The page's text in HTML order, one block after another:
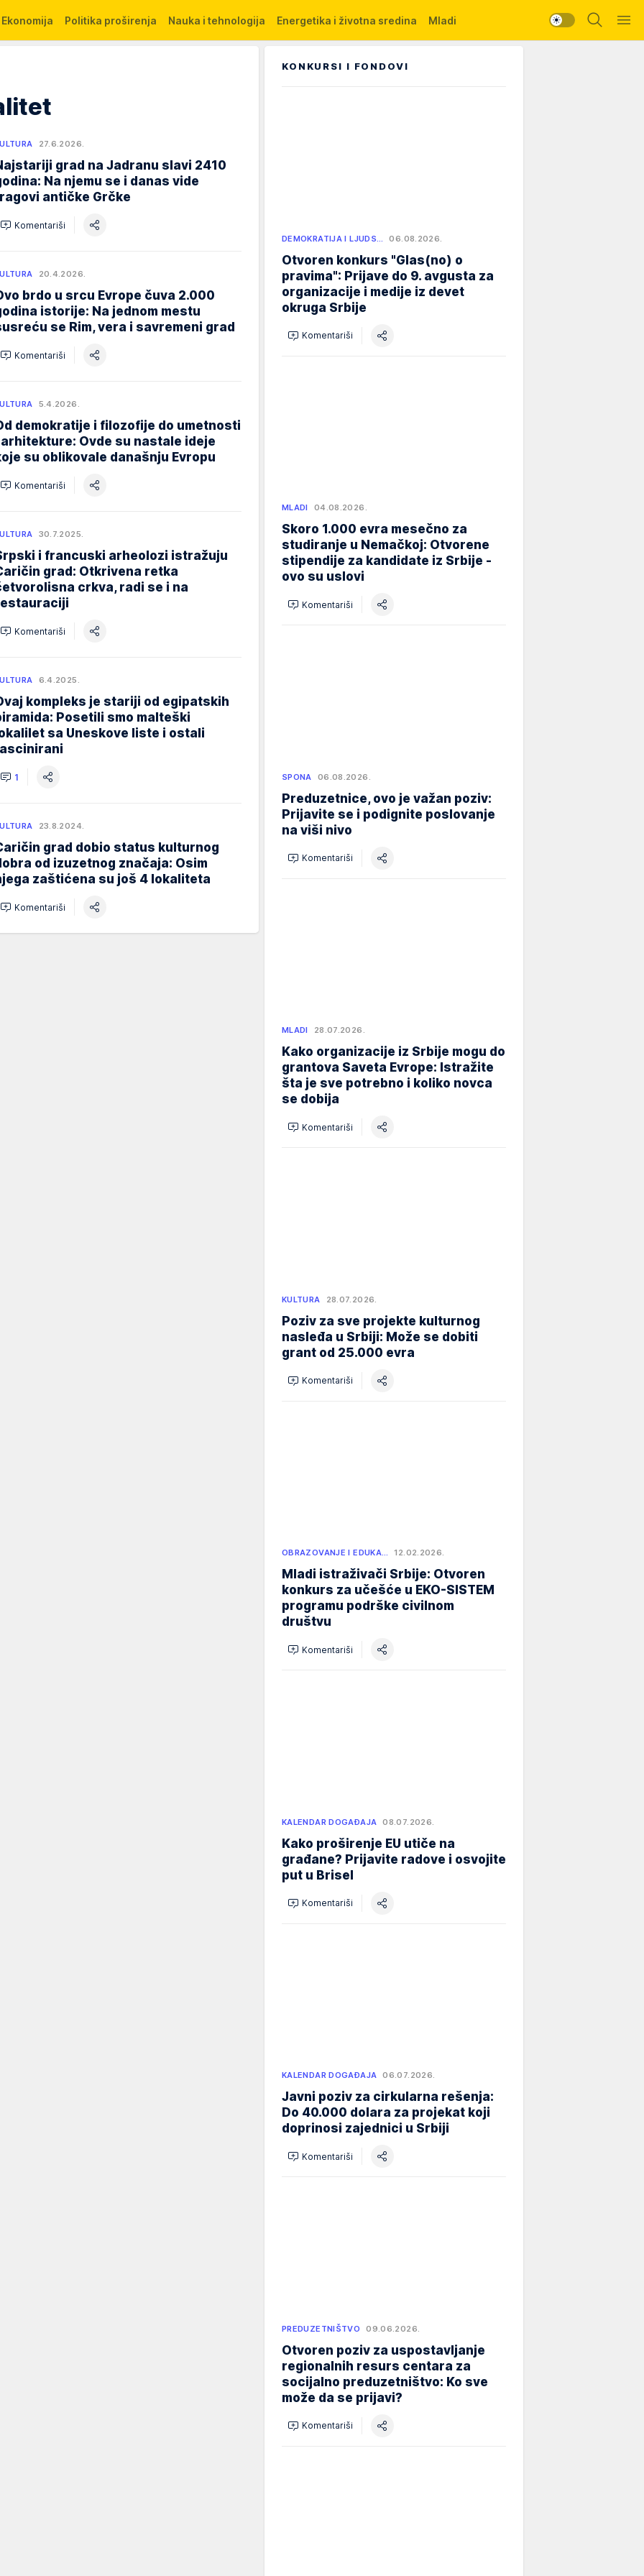
Ekonomija Politika proširenja Nauka i tehnologija Energetika i životna sredina Mladi
27.6.2026.
grad na Jadranu slavi 2410
Na njemu se i danas vide
antičke Grčke
Komentariši
20.4.2026.
brdo u srcu Evrope čuva 2.000
istorije: Na jednom mestu
se Rim, vera i savremeni grad
Komentariši
5.4.2026.
demokratije i filozofije do umetnosti
Ovde su nastale ideje
su oblikovale današnju Evropu
Komentariši
30.7.2025.
i francuski arheolozi istražuju
grad: Otkrivena retka
crkva, radi se i na
Komentariši
6.4.2025.
kompleks je stariji od egipatskih
Posetili smo malteški
sa Uneskove liste i ostali
1
23.8.2024.
grad dobio status kulturnog
od izuzetnog značaja: Osim
zaštićena su još 4 lokaliteta
Komentariši
KONKURSI I FONDOVI
DEMOKRATIJA I LJUDS… 06.08.2026.
Otvoren konkurs "Glas(no) o
pravima": Prijave do 9. avgusta za
organizacije i medije iz devet
okruga Srbije
Komentariši
MLADI 04.08.2026.
Skoro 1.000 evra mesečno za
studiranje u Nemačkoj: Otvorene
stipendije za kandidate iz Srbije -
ovo su uslovi
Komentariši
SPONA 06.08.2026.
Preduzetnice, ovo je važan poziv:
Prijavite se i podignite poslovanje
na viši nivo
Komentariši
MLADI 28.07.2026.
Kako organizacije iz Srbije mogu do
grantova Saveta Evrope: Istražite
šta je sve potrebno i koliko novca
se dobija
Komentariši
KULTURA 28.07.2026.
Poziv za sve projekte kulturnog
nasleđa u Srbiji: Može se dobiti
grant od 25.000 evra
Komentariši
OBRAZOVANJE I EDUKA… 12.02.2026.
Mladi istraživači Srbije: Otvoren
konkurs za učešće u EKO-SISTEM
programu podrške civilnom
društvu
Komentariši
KALENDAR DOGAĐAJA 08.07.2026.
Kako proširenje EU utiče na
građane? Prijavite radove i osvojite
put u Brisel
Komentariši
KALENDAR DOGAĐAJA 06.07.2026.
Javni poziv za cirkularna rešenja:
Do 40.000 dolara za projekat koji
doprinosi zajednici u Srbiji
Komentariši
PREDUZETNIŠTVO 09.06.2026.
Otvoren poziv za uspostavljanje
regionalnih resurs centara za
socijalno preduzetništvo: Ko sve
može da se prijavi?
Komentariši